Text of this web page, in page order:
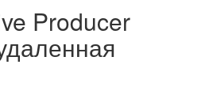
Producer